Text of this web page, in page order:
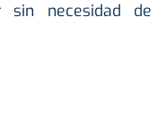
sin necesidad de